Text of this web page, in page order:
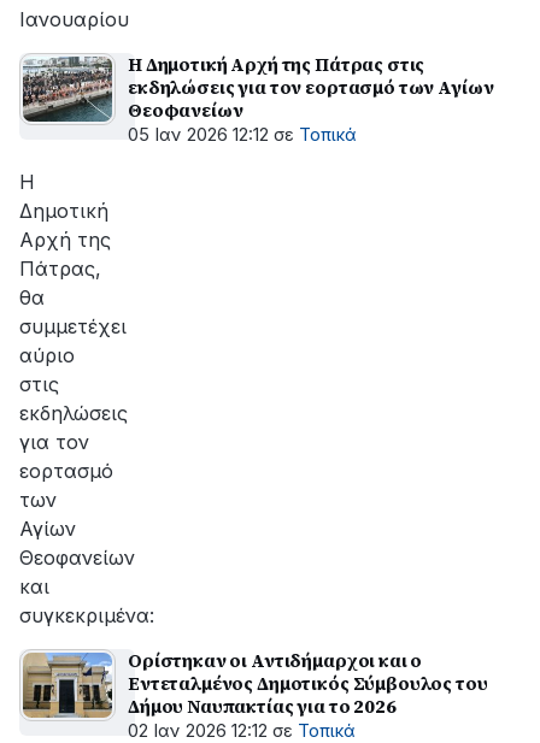
Ιανουαρίου
Η Δημοτική Αρχή της Πάτρας στις
εκδηλώσεις για τον εορτασμό των Αγίων
Θεοφανείων
05 Ιαν 2026 12:12 σε Τοπικά
Η
Δημοτική
Αρχή της
Πάτρας,
θα
συμμετέχει
αύριο
στις
εκδηλώσεις
για τον
εορτασμό
των
Αγίων
Θεοφανείων
και
συγκεκριμένα:
Ορίστηκαν οι Αντιδήμαρχοι και ο
Εντεταλμένος Δημοτικός Σύμβουλος του
Δήμου Ναυπακτίας για το 2026
02 Ιαν 2026 12:12 σε Τοπικά